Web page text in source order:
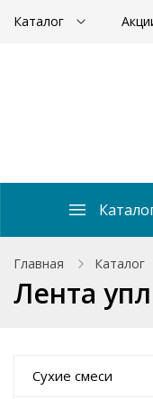
Каталог
Главная Каталог
Лента
Сухие смеси